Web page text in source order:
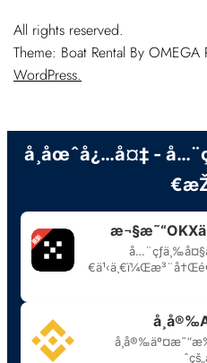
All rights reserved.
Theme: Boat Rental By OMEGA
WordPress.